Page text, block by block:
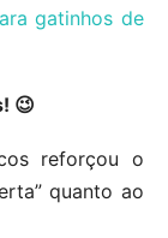
gatinhos de
😉
reforçou o
quanto ao